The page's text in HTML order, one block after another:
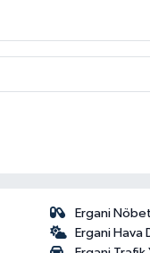
Ergani
Ergani Hava